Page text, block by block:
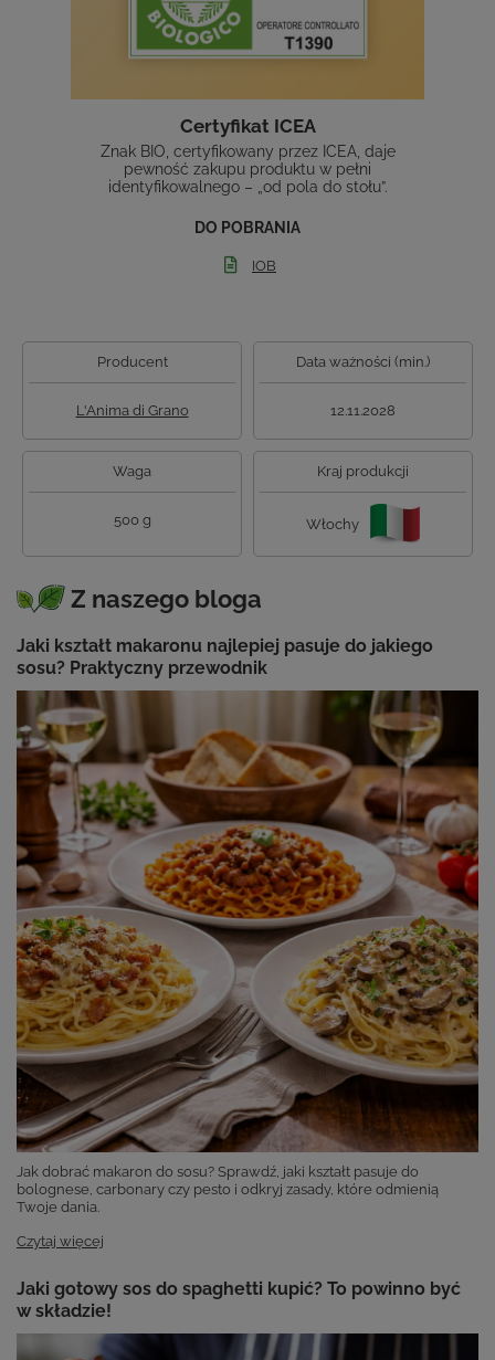
Certyfikat ICEA
Znak BIO, certyfikowany przez ICEA, daje
pewność zakupu produktu w pełni
identyfikowalnego – „od pola do stołu”.
DO POBRANIA
IOB
Producent
L'Anima di Grano
Data ważności (min.)
12.11.2028
Waga
500 g
Kraj produkcji
Włochy
Z naszego bloga
Jaki kształt makaronu najlepiej pasuje do jakiego
sosu? Praktyczny przewodnik
Jak dobrać makaron do sosu? Sprawdź, jaki kształt pasuje do
bolognese, carbonary czy pesto i odkryj zasady, które odmienią
Twoje dania.
Czytaj więcej
Jaki gotowy sos do spaghetti kupić? To powinno być
w składzie!